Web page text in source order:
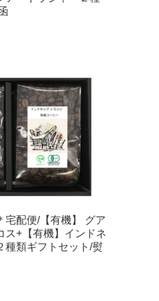
宅配便/【有機】 グア
+【有機】インドネ
類ギフトセット/熨